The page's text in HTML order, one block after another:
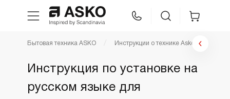
Техника для кухни
Бытовая техника ASKO Инструкции о технике Asko
Инструкция по установке на
русском языке для